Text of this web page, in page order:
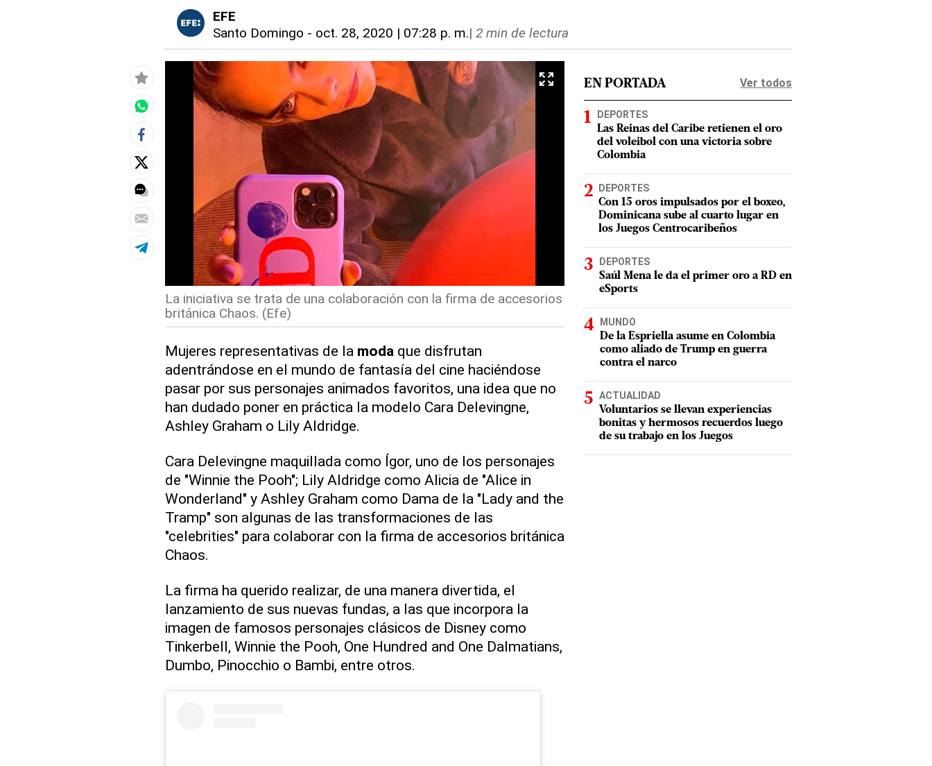
EFE
Santo Domingo - oct. 28, 2020 | 07:28 p. m.| 2 min de lectura
La iniciativa se trata de una colaboración con la firma de accesorios
británica Chaos. (Efe)
Mujeres representativas de la moda que disfrutan
adentrándose en el mundo de fantasía del cine haciéndose
pasar por sus personajes animados favoritos, una idea que no
han dudado poner en práctica la modelo Cara Delevingne,
Ashley Graham o Lily Aldridge.
Cara Delevingne maquillada como Ígor, uno de los personajes
de "Winnie the Pooh"; Lily Aldridge como Alicia de "Alice in
Wonderland" y Ashley Graham como Dama de la "Lady and the
Tramp" son algunas de las transformaciones de las
"celebrities" para colaborar con la firma de accesorios británica
Chaos.
La firma ha querido realizar, de una manera divertida, el
lanzamiento de sus nuevas fundas, a las que incorpora la
imagen de famosos personajes clásicos de Disney como
Tinkerbell, Winnie the Pooh, One Hundred and One Dalmatians,
Dumbo, Pinocchio o Bambi, entre otros.
EN PORTADA Ver todos
DEPORTES
Las Reinas del Caribe retienen el oro
del voleibol con una victoria sobre
Colombia
DEPORTES
Con 15 oros impulsados por el boxeo,
Dominicana sube al cuarto lugar en
los Juegos Centrocaribeños
DEPORTES
Saúl Mena le da el primer oro a RD en
eSports
MUNDO
De la Espriella asume en Colombia
como aliado de Trump en guerra
contra el narco
ACTUALIDAD
Voluntarios se llevan experiencias
bonitas y hermosos recuerdos luego
de su trabajo en los Juegos